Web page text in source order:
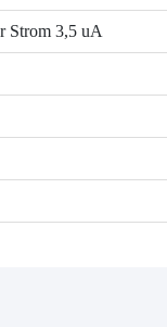
Strom 3,5 uA